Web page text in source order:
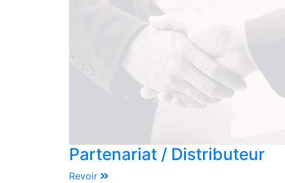
Partenariat / Distributeur
Revoir